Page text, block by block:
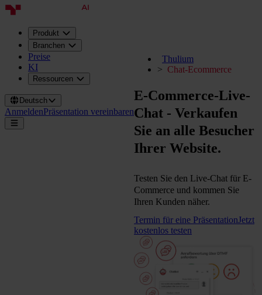
Produkt
Branchen
Preise
KI
Ressourcen
Deutsch
AnmeldenPräsentation vereinbaren
Thulium
Chat-Ecommerce
E-Commerce-Live-
Chat - Verkaufen
Sie an alle Besucher
Ihrer Website.
Testen Sie den Live-Chat für E-
Commerce und kommen Sie
Ihren Kunden näher.
Termin für eine PräsentationJetzt
kostenlos testen